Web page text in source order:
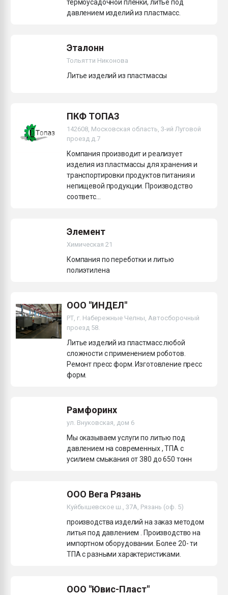
термоусадочной пленки, литье под
давлением изделий из пластмасс.
Эталонн
Тольятти Никонова
Литье изделий из пластмассы
ПКФ ТОПАЗ
142608, Московская область, 3-ий Луговой
проезд д.7
Компания производит и реализует
изделия из пластмассы для хранения и
транспортировки продуктов питания и
непищевой продукции. Производство
соответс...
Элемент
Химическая 21
Компания по переботки и литью
полиэтилена
ООО "ИНДЕЛ"
РТ, г. Набережные Челны, Автосборочный
проезд 58.
Литье изделий из пластмасс любой
сложности с применением роботов.
Ремонт пресс форм. Изготовление пресс
форм.
Рамфоринх
ул. Внуковская, дом 6
Мы оказываем услуги по литью под
давлением на современных , ТПА с
усилием смыкания от 380 до 650 тонн
ООО Вега Рязань
Куйбышевское ш., 37А, Рязань (оф. 5)
производства изделий на заказ методом
литья под давлением . Производство на
импортном оборудовании. Более 20- ти
ТПА с разными характеристиками.
ООО "Ювис-Пласт"